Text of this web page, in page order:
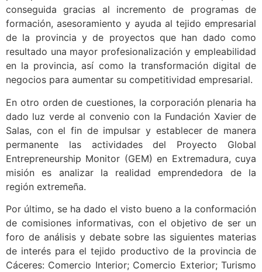
conseguida gracias al incremento de programas de
formación, asesoramiento y ayuda al tejido empresarial
de la provincia y de proyectos que han dado como
resultado una mayor profesionalización y empleabilidad
en la provincia, así como la transformación digital de
negocios para aumentar su competitividad empresarial.
En otro orden de cuestiones, la corporación plenaria ha
dado luz verde al convenio con la Fundación Xavier de
Salas, con el fin de impulsar y establecer de manera
permanente las actividades del Proyecto Global
Entrepreneurship Monitor (GEM) en Extremadura, cuya
misión es analizar la realidad emprendedora de la
región extremeña.
Por último, se ha dado el visto bueno a la conformación
de comisiones informativas, con el objetivo de ser un
foro de análisis y debate sobre las siguientes materias
de interés para el tejido productivo de la provincia de
Cáceres: Comercio Interior; Comercio Exterior; Turismo